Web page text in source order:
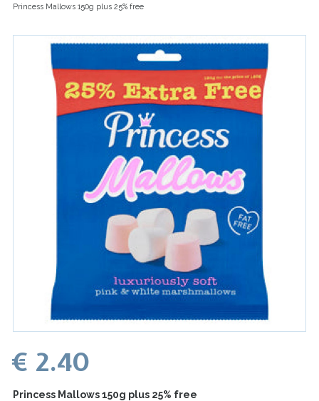
Kruimelpad
Princess Mallows 150g plus 25% free
€ 2.40
Princess Mallows 150g plus 25% free